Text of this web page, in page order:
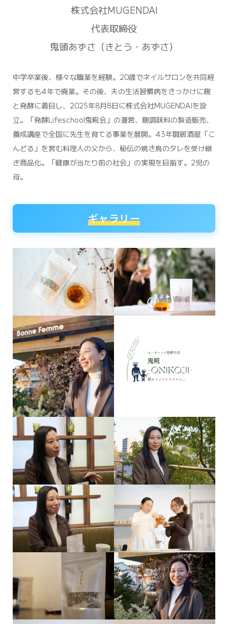
株式会社MUGENDAI
代表取締役
鬼頭あずさ（きとう・あずさ）
中学卒業後、様々な職業を経験。20歳でネイルサロンを共同経
営するも4年で廃業。その後、夫の生活習慣病をきっかけに麹
と発酵に着目し、2025年8月8日に株式会社MUGENDAIを設
立。「発酵Lifeschool鬼糀会」の運営、麹調味料の製造販売、
養成講座で全国に先生を育てる事業を展開。43年間居酒屋「こ
んどる」を営む料理人の父から、秘伝の焼き鳥のタレを受け継
ぎ商品化。「健康が当たり前の社会」の実現を目指す。2児の
母。
ギャラリー